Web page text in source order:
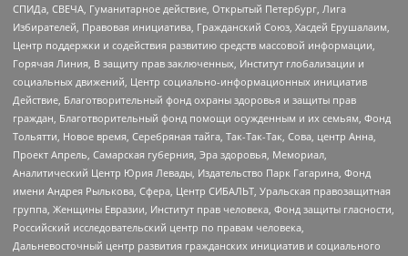
СПИДа, СВЕЧА, Гуманитарное действие, Открытый Петербург, Лига
Избирателей, Правовая инициатива, Гражданский Союз, Хасдей Ерушалаим,
Центр поддержки и содействия развитию средств массовой информации,
Горячая Линия, В защиту прав заключенных, Институт глобализации и
социальных движений, Центр социально-информационных инициатив
Действие, Благотворительный фонд охраны здоровья и защиты прав
граждан, Благотворительный фонд помощи осужденным и их семьям, Фонд
Тольятти, Новое время, Серебряная тайга, Так-Так-Так, Сова, центр Анна,
Проект Апрель, Самарская губерния, Эра здоровья, Мемориал,
Аналитический Центр Юрия Левады, Издательство Парк Гагарина, Фонд
имени Андрея Рылькова, Сфера, Центр СИБАЛЬТ, Уральская правозащитная
группа, Женщины Евразии, Институт прав человека, Фонд защиты гласности,
Российский исследовательский центр по правам человека,
Дальневосточный центр развития гражданских инициатив и социального